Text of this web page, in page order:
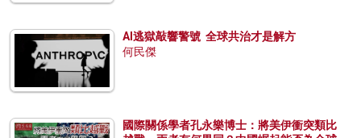
AI逃獄敲響警號 全球共治才是解方
何民傑
國際關係學者孔永樂博士：將美伊衝突類比